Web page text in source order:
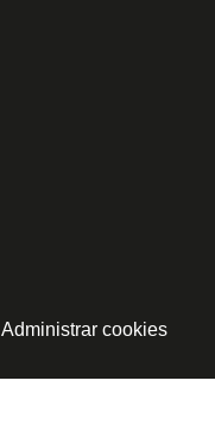
Administrar cookies